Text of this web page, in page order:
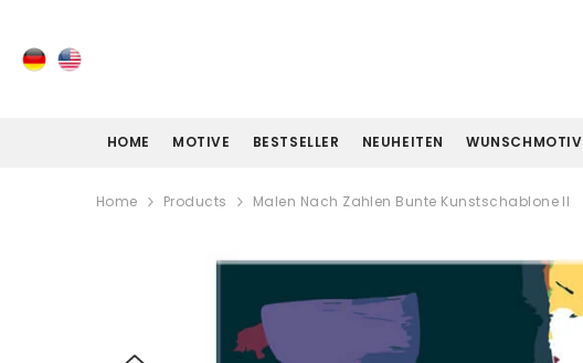
HOME MOTIVE BESTSELLER NEUHEITEN WUNSCHMOTIV
Home Products Malen Nach Zahlen Bunte Kunstschablone II